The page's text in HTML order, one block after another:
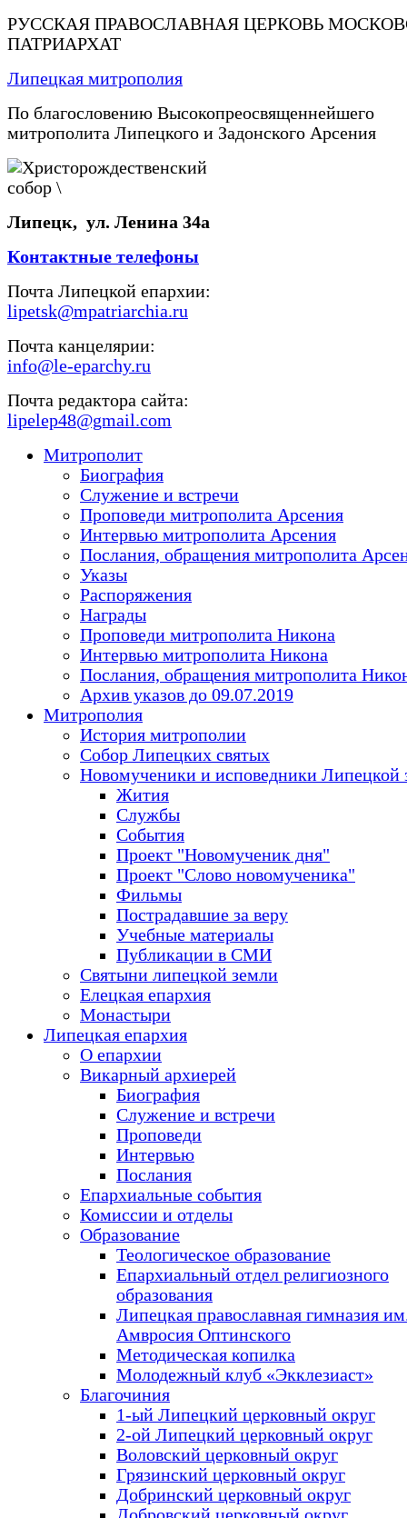
РУССКАЯ ПРАВОСЛАВНАЯ ЦЕРКОВЬ
ПАТРИАРХАТ
Липецкая митрополия
По благословению Высокопреосвященнейшего
митрополита Липецкого и Задонского Арсения
Липецк, ул. Ленина 34а
Контактные телефоны
Почта Липецкой епархии:
lipetsk@mpatriarchia.ru
Почта канцелярии:
info@le-eparchy.ru
Почта редактора сайта:
lipelep48@gmail.com
Митрополит
Биография
Служение и встречи
Проповеди митрополита Арсения
Интервью митрополита Арсения
Послания, обращения митрополита
Указы
Распоряжения
Награды
Проповеди митрополита Никона
Интервью митрополита Никона
Послания, обращения митрополита
Архив указов до 09.07.2019
Митрополия
История митрополии
Собор Липецких святых
Новомученики и исповедники Липецкой
Жития
Службы
События
Проект "Новомученик дня"
Проект "Слово новомученика"
Фильмы
Пострадавшие за веру
Учебные материалы
Публикации в СМИ
Святыни липецкой земли
Елецкая епархия
Монастыри
Липецкая епархия
О епархии
Викарный архиерей
Биография
Служение и встречи
Проповеди
Интервью
Послания
Епархиальные события
Комиссии и отделы
Образование
Теологическое образование
Епархиальный отдел религиозного
образования
Липецкая православная гимназия
Амвросия Оптинского
Методическая копилка
Молодежный клуб «Экклезиаст»
Благочиния
1-ый Липецкий церковный округ
2-ой Липецкий церковный округ
Воловский церковный округ
Грязинский церковный округ
Добринский церковный округ